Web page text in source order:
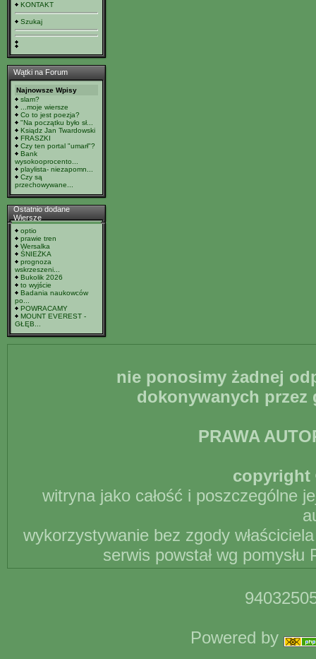
KONTAKT
Szukaj
Wątki na Forum
Najnowsze Wpisy
slam?
...moje wiersze
Co to jest poezja?
"Na początku było sł...
Ksiądz Jan Twardowski
FRASZKI
Czy ten portal "umarł"?
Bank
wysokooprocento...
playlista- niezapomn...
Czy są
przechowywane...
Ostatnio dodane
Wiersze
optio
prawie tren
Wersalka
ŚNIEŻKA
prognoza
wskrzeszeni...
Bukolik 2026
to wyjście
Badania naukowców
po...
POWRACAMY
MOUNT EVEREST -
GŁĘB...
nie ponosimy żadnej
dokonywanych
PRAWA
copyright
witryna jako całość i poszczególne
wykorzystywanie bez zgody
serwis powstał wg
Powered by